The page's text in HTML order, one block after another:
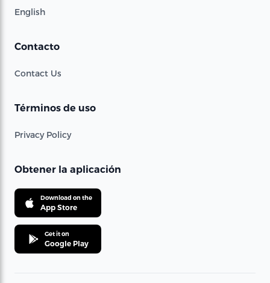
English
Contacto
Contact Us
Términos de uso
Privacy Policy
Obtener la aplicación
Download on the
App Store
Get it on
Google Play